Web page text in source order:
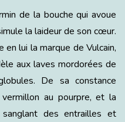
de la bouche qui avoue
la laideur de son cœur.
lui la marque de Vulcain,
aux laves mordorées de
De sa constance
au pourpre, et la
des entrailles et